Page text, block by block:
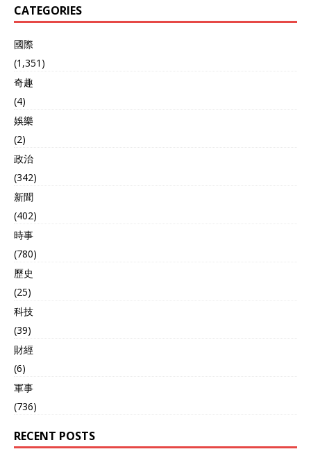
CATEGORIES
國際
(1,351)
奇趣
(4)
娛樂
(2)
政治
(342)
新聞
(402)
時事
(780)
歷史
(25)
科技
(39)
財經
(6)
軍事
(736)
RECENT POSTS